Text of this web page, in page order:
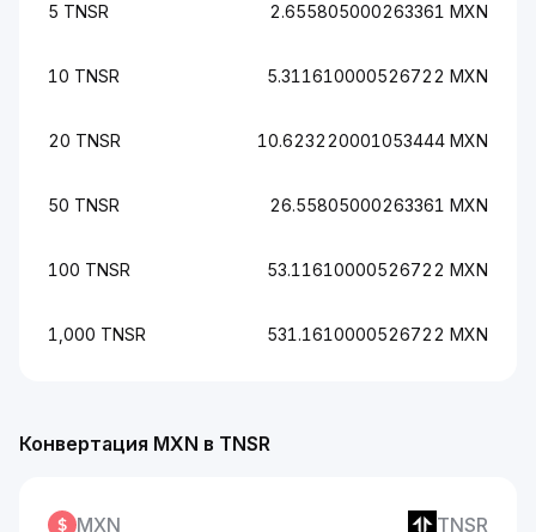
5 TNSR 2.655805000263361 MXN
10 TNSR 5.311610000526722 MXN
20 TNSR 10.623220001053444 MXN
50 TNSR 26.55805000263361 MXN
100 TNSR 53.11610000526722 MXN
1,000 TNSR 531.1610000526722 MXN
Конвертация MXN в TNSR
MXN TNSR